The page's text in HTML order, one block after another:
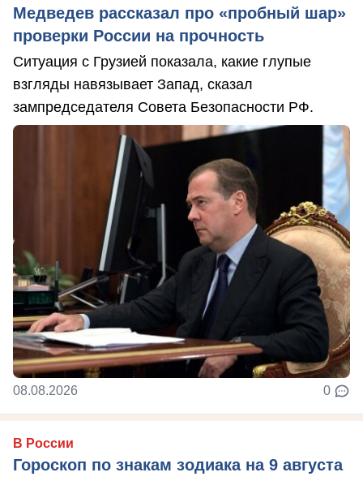
Медведев рассказал про «пробный шар»
проверки России на прочность
Ситуация с Грузией показала, какие глупые
взгляды навязывает Запад, сказал
зампредседателя Совета Безопасности РФ.
08.08.2026 0
В России
Гороскоп по знакам зодиака на 9 августа